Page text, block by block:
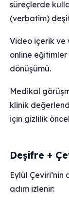
süreçlerde
(verbatim)
Video içerik ve
online eğitimler
dönüşümü.
Medikal
klinik
için gizlilik
Deşifre +
Eylül
adım izlenir: